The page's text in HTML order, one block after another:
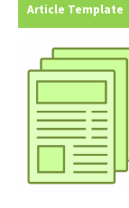
Article Template